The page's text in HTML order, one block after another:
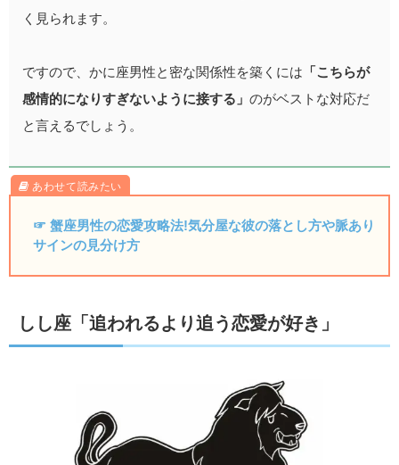
く見られます。
ですので、かに座男性と密な関係性を築くには 「こちらが
感情的になりすぎないように接する」 のがベストな対応だ
と言えるでしょう。
☞ 蟹座男性の恋愛攻略法!気分屋な彼の落とし方や脈あり
サインの見分け方
しし座「追われるより追う恋愛が好き」